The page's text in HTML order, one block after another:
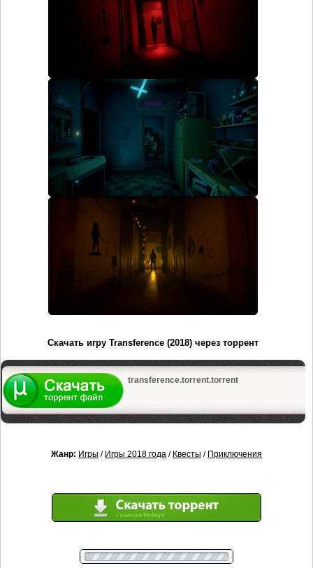
Скачать игру Transference (2018) через торрент
transference.torrent.torrent
Жанр: Игры / Игры 2018 года / Квесты / Приключения